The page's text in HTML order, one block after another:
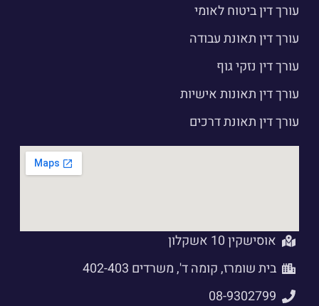
עורך דין ביטוח לאומי
עורך דין תאונת עבודה
עורך דין נזקי גוף
עורך דין תאונות אישיות
עורך דין תאונת דרכים
אוסישקין 10 אשקלון
בית שומרז, קומה ד', משרדים 402-403
08-9302799